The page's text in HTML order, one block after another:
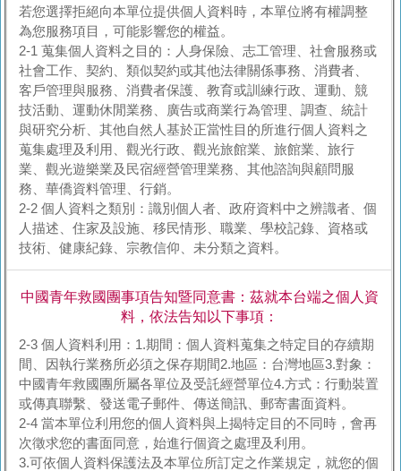
若您選擇拒絕向本單位提供個人資料時，本單位將有權調整
為您服務項目，可能影響您的權益。
2-1 蒐集個人資料之目的：人身保險、志工管理、社會服務或
社會工作、契約、類似契約或其他法律關係事務、消費者、
客戶管理與服務、消費者保護、教育或訓練行政、運動、競
技活動、運動休閒業務、廣告或商業行為管理、調查、統計
與研究分析、其他自然人基於正當性目的所進行個人資料之
蒐集處理及利用、觀光行政、觀光旅館業、旅館業、旅行
業、觀光遊樂業及民宿經營管理業務、其他諮詢與顧問服
務、華僑資料管理、行銷。
2-2 個人資料之類別：識別個人者、政府資料中之辨識者、個
人描述、住家及設施、移民情形、職業、學校記錄、資格或
技術、健康紀錄、宗教信仰、未分類之資料。
中國青年救國團事項告知暨同意書：茲就本台端之個人資
料，依法告知以下事項：
2-3 個人資料利用：1.期間：個人資料蒐集之特定目的存續期
間、因執行業務所必須之保存期間2.地區：台灣地區3.對象：
中國青年救國團所屬各單位及受託經營單位4.方式：行動裝置
或傳真聯繫、發送電子郵件、傳送簡訊、郵寄書面資料。
2-4 當本單位利用您的個人資料與上揭特定目的不同時，會再
次徵求您的書面同意，始進行個資之處理及利用。
3.可依個人資料保護法及本單位所訂定之作業規定，就您的個